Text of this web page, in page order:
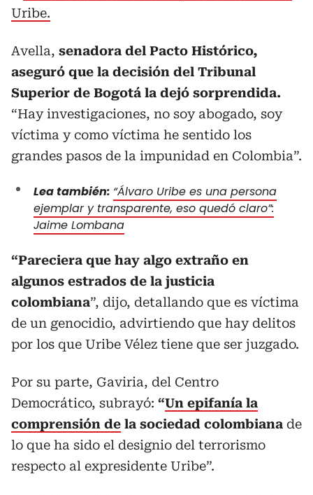
Uribe.
Avella, senadora del Pacto Histórico,
aseguró que la decisión del Tribunal
Superior de Bogotá la dejó sorprendida.
“Hay investigaciones, no soy abogado, soy
víctima y como víctima he sentido los
grandes pasos de la impunidad en Colombia”.
Lea también: “Álvaro Uribe es una persona
ejemplar y transparente, eso quedó claro”:
Jaime Lombana
“Pareciera que hay algo extraño en
algunos estrados de la justicia
colombiana”, dijo, detallando que es víctima
de un genocidio, advirtiendo que hay delitos
por los que Uribe Vélez tiene que ser juzgado.
Por su parte, Gaviria, del Centro
Democrático, subrayó: “Un epifanía la
comprensión de la sociedad colombiana de
lo que ha sido el designio del terrorismo
respecto al expresidente Uribe”.